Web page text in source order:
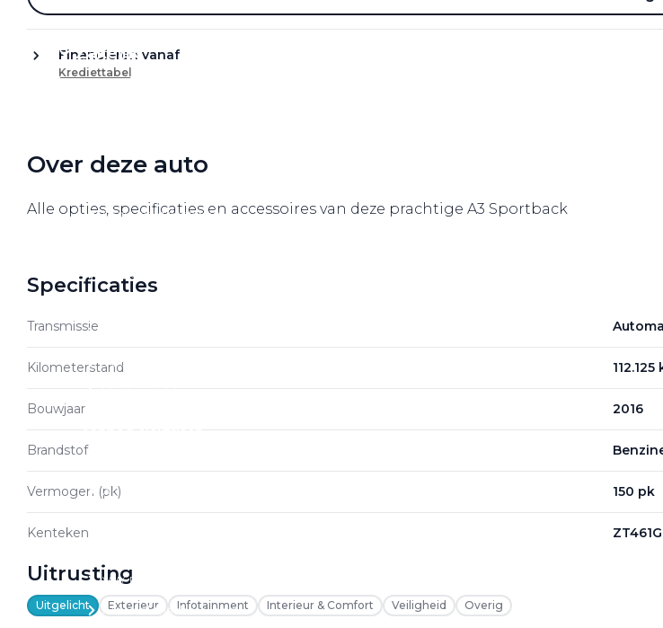
Zakelijk
Over elektrisch rijden
Onderhoud en kosten
Voordelen
Veelgestelde vragen
Aanbod elektrisch
Audi
VW Bedrijfswagens
Alle elektrische auto's
Financieren vanaf
Krediettabel
Over deze auto
Alle opties, specificaties en accessoires van deze prachtige A3 Sportback
Specificaties
Transmissie
Kilometerstand 112.125
Bouwjaar 2016
Brandstof
Vermogen (pk) 150 pk
Kenteken ZT461G
Uitrusting
Uitgelicht Exterieur Infotainment Interieur & Comfort Veiligheid Overig